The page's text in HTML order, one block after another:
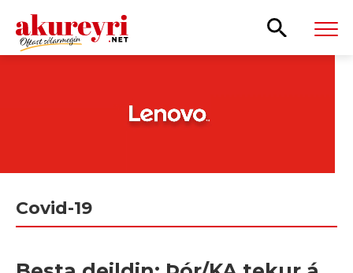
Covid-19